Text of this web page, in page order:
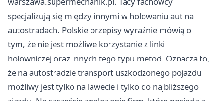
specjalizują się między innymi w holowaniu aut na
autostradach. Polskie przepisy wyraźnie mówią o
tym, że nie jest możliwe korzystanie z linki
holowniczej oraz innych tego typu metod. Oznacza to,
że na autostradzie transport uszkodzonego pojazdu
możliwy jest tylko na lawecie i tylko do najbliższego